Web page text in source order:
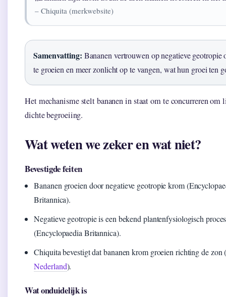
– Chiquita (merkwebsite)
Samenvatting: Bananen vertrouwen op negatieve geotropie
te groeien en meer zonlicht op te vangen, wat hun groei ten
Het mechanisme stelt bananen in staat om te concurreren om
dichte begroeiing.
Wat weten we zeker en wat niet?
Bevestigde feiten
Bananen groeien door negatieve geotropie krom
Britannica).
Negatieve geotropie is een bekend plantenfysiologisch proces
(Encyclopaedia Britannica).
Chiquita bevestigt dat bananen krom groeien richting de zon
Nederland).
Wat onduidelijk is